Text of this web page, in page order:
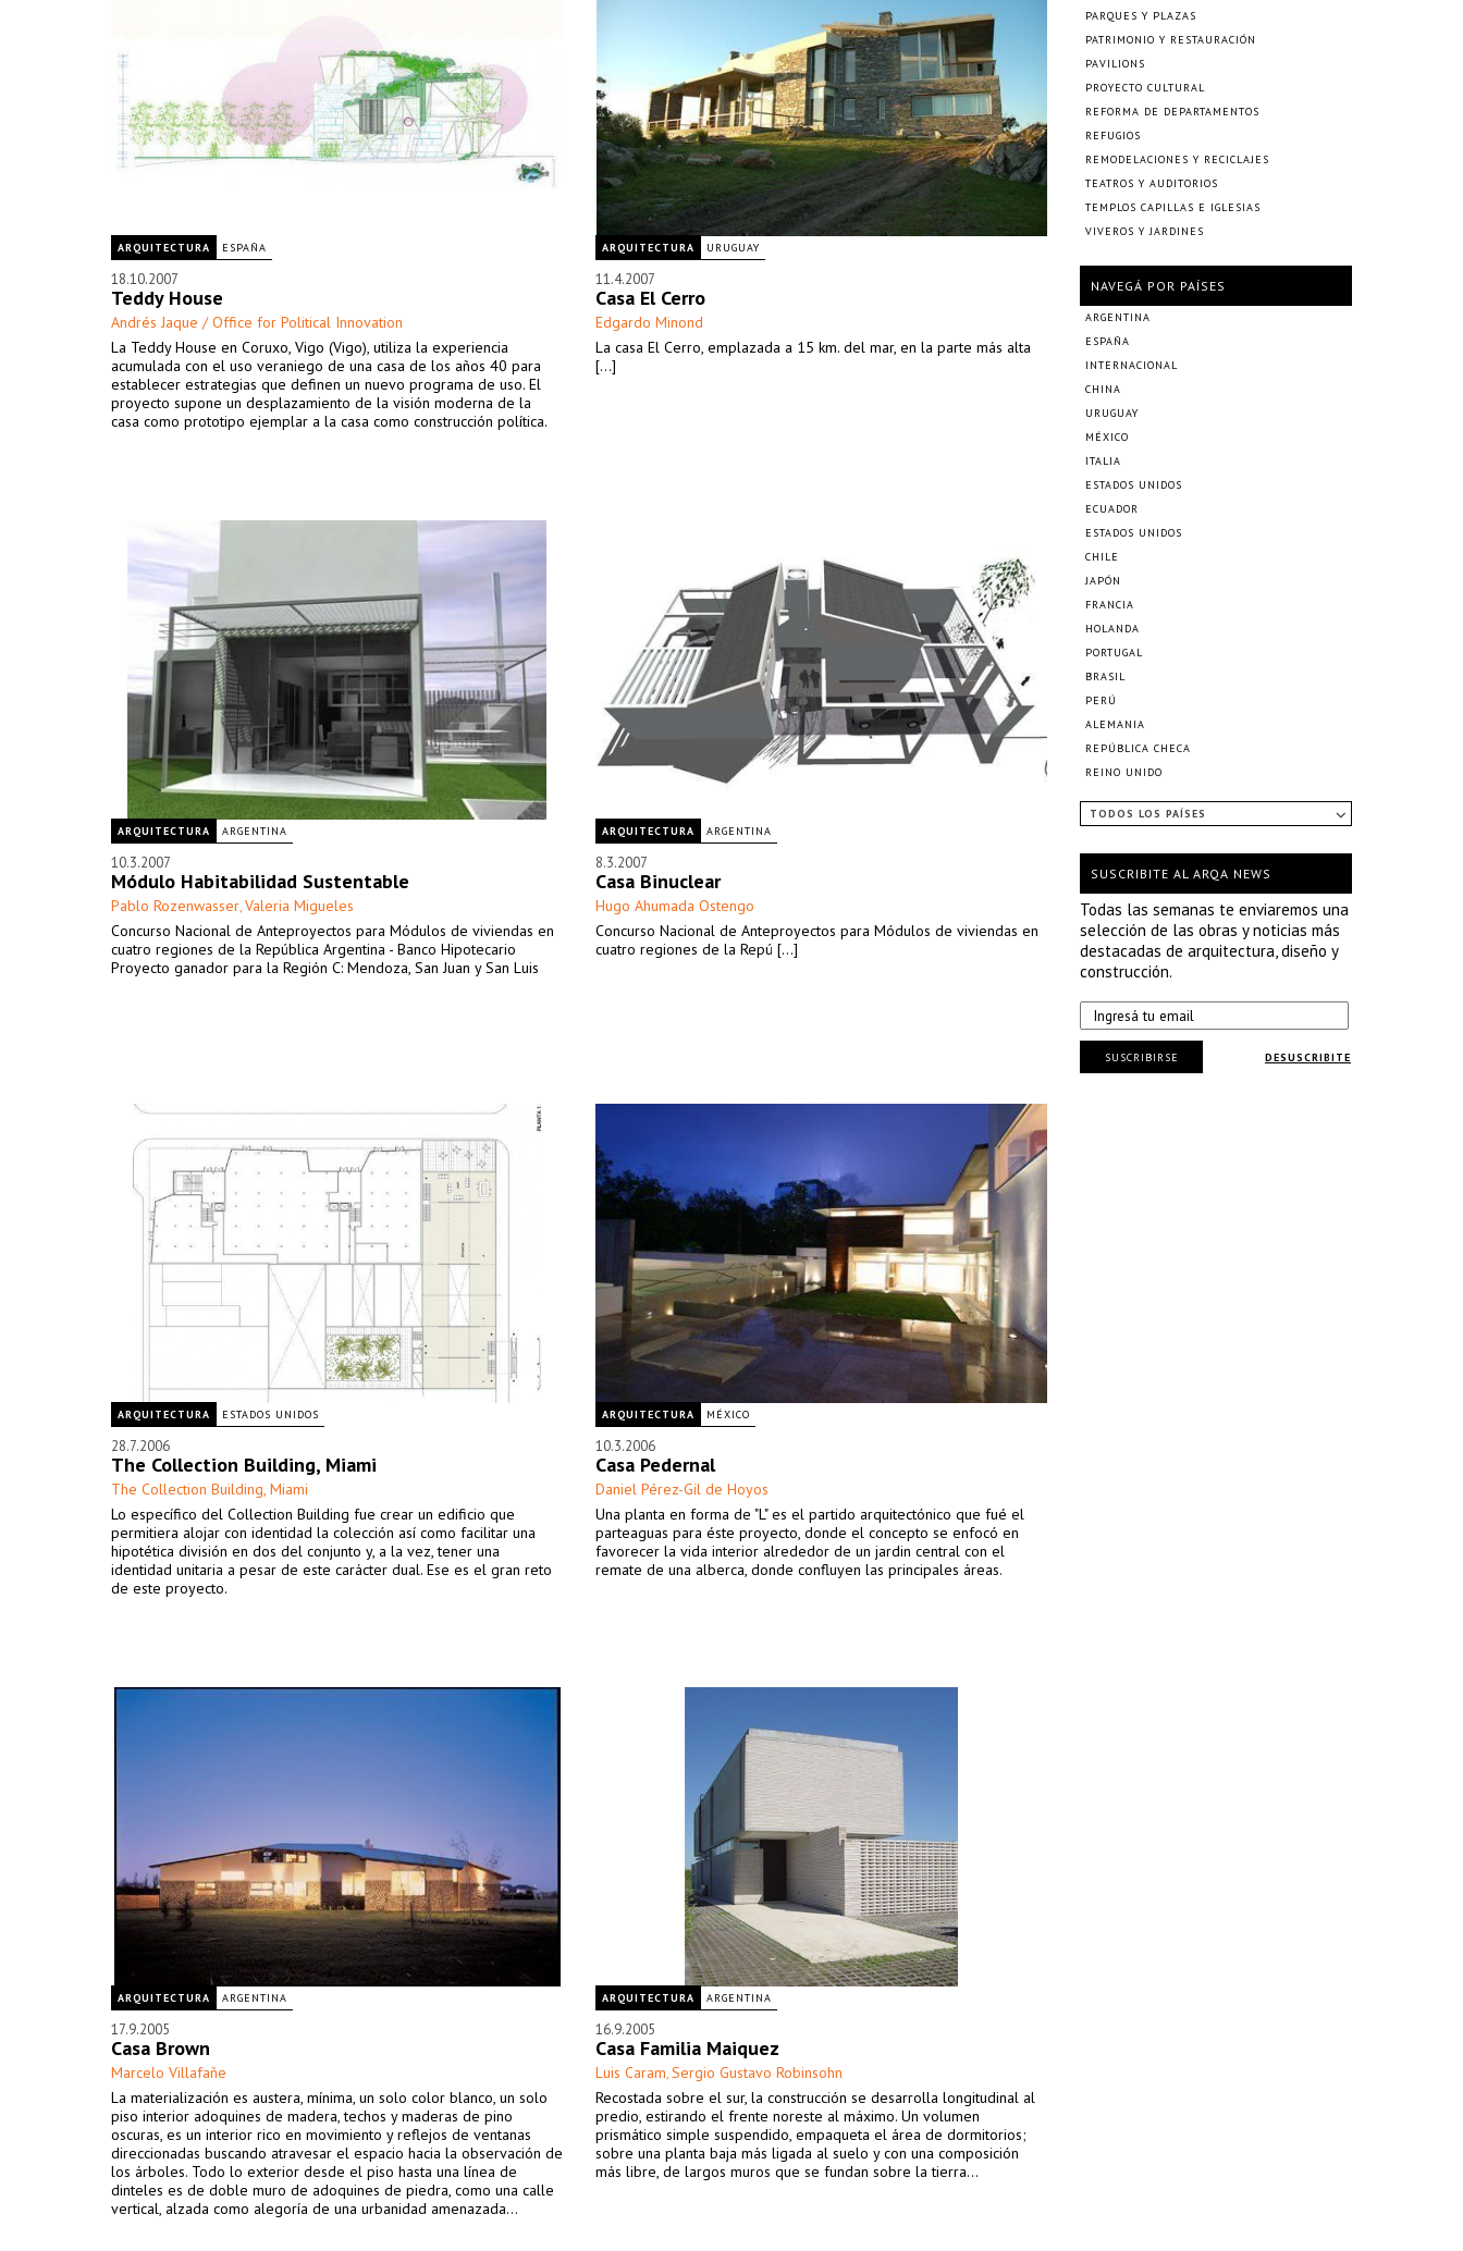
ARQUITECTURA ESPAÑA
18.10.2007
Teddy House
Andrés Jaque / Office for Political Innovation
La Teddy House en Coruxo, Vigo (Vigo), utiliza la experiencia
acumulada con el uso veraniego de una casa de los años 40 para
establecer estrategias que definen un nuevo programa de uso. El
proyecto supone un desplazamiento de la visión moderna de la
casa como prototipo ejemplar a la casa como construcción política.
ARQUITECTURA URUGUAY
11.4.2007
Casa El Cerro
Edgardo Minond
La casa El Cerro, emplazada a 15 km. del mar, en la parte más alta
[...]
ARQUITECTURA ARGENTINA
10.3.2007
Módulo Habitabilidad Sustentable
Pablo Rozenwasser, Valeria Migueles
Concurso Nacional de Anteproyectos para Módulos de viviendas en
cuatro regiones de la República Argentina - Banco Hipotecario
Proyecto ganador para la Región C: Mendoza, San Juan y San Luis
ARQUITECTURA ARGENTINA
8.3.2007
Casa Binuclear
Hugo Ahumada Ostengo
Concurso Nacional de Anteproyectos para Módulos de viviendas en
cuatro regiones de la Repú [...]
ARQUITECTURA ESTADOS UNIDOS
28.7.2006
The Collection Building, Miami
The Collection Building, Miami
Lo específico del Collection Building fue crear un edificio que
permitiera alojar con identidad la colección así como facilitar una
hipotética división en dos del conjunto y, a la vez, tener una
identidad unitaria a pesar de este carácter dual. Ese es el gran reto
de este proyecto.
ARQUITECTURA MÉXICO
10.3.2006
Casa Pedernal
Daniel Pérez-Gil de Hoyos
Una planta en forma de "L" es el partido arquitectónico que fué el
parteaguas para éste proyecto, donde el concepto se enfocó en
favorecer la vida interior alrededor de un jardin central con el
remate de una alberca, donde confluyen las principales áreas.
ARQUITECTURA ARGENTINA
17.9.2005
Casa Brown
Marcelo Villafañe
La materialización es austera, mínima, un solo color blanco, un solo
piso interior adoquines de madera, techos y maderas de pino
oscuras, es un interior rico en movimiento y reflejos de ventanas
direccionadas buscando atravesar el espacio hacia la observación de
los árboles. Todo lo exterior desde el piso hasta una línea de
dinteles es de doble muro de adoquines de piedra, como una calle
vertical, alzada como alegoría de una urbanidad amenazada...
ARQUITECTURA ARGENTINA
16.9.2005
Casa Familia Maiquez
Luis Caram, Sergio Gustavo Robinsohn
Recostada sobre el sur, la construcción se desarrolla longitudinal al
predio, estirando el frente noreste al máximo. Un volumen
prismático simple suspendido, empaqueta el área de dormitorios;
sobre una planta baja más ligada al suelo y con una composición
más libre, de largos muros que se fundan sobre la tierra...
PARQUES Y PLAZAS
PATRIMONIO Y RESTAURACIÓN
PAVILIONS
PROYECTO CULTURAL
REFORMA DE DEPARTAMENTOS
REFUGIOS
REMODELACIONES Y RECICLAJES
TEATROS Y AUDITORIOS
TEMPLOS CAPILLAS E IGLESIAS
VIVEROS Y JARDINES
NAVEGÁ POR PAÍSES
ARGENTINA
ESPAÑA
INTERNACIONAL
CHINA
URUGUAY
MÉXICO
ITALIA
ESTADOS UNIDOS
ECUADOR
ESTADOS UNIDOS
CHILE
JAPÓN
FRANCIA
HOLANDA
PORTUGAL
BRASIL
PERÚ
ALEMANIA
REPÚBLICA CHECA
REINO UNIDO
TODOS LOS PAÍSES
SUSCRIBITE AL ARQA NEWS
Todas las semanas te enviaremos una
selección de las obras y noticias más
destacadas de arquitectura, diseño y
construcción.
DESUSCRIBITE
SUSCRIBIRSE